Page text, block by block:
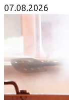
07.08.2026